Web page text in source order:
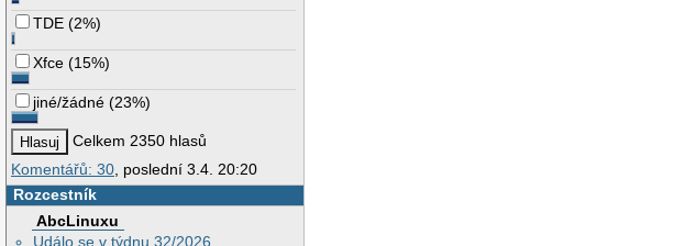
TDE (2%)
Xfce (15%)
jiné/žádné (23%)
Celkem 2350 hlasů
Komentářů: 30 , poslední 3.4. 20:20
Rozcestník
AbcLinuxu
Událo se v týdnu 32/2026